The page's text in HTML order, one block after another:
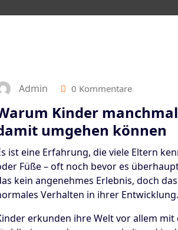
Admin 0 Kommentare
Kinder
umgehen können
ist eine Erfahrung, die viele Eltern
Füße – oft noch bevor es
kein angenehmes Erlebnis, doch
Verhalten in ihrer Entwicklung.
erkunden ihre Welt vor allem